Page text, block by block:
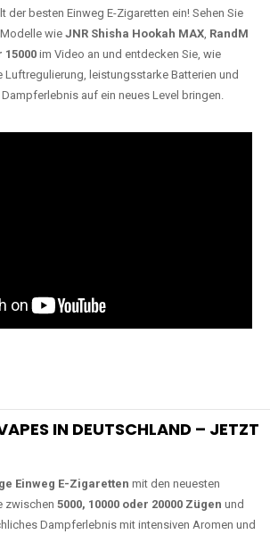
der besten Einweg E-Zigaretten ein! Sehen Sie
wie JNR Shisha Hookah MAX, RandM
15000im Video an und entdecken Sie, wie
Luftregulierung, leistungsstarke Batterien und
auf ein neues Level bringen.
IN DEUTSCHLAND – JETZT
Einweg E-Zigaretten mit den neuesten
zwischen 5000, 10000 oder 20000 Zügen und
Dampferlebnis mit intensiven Aromen und